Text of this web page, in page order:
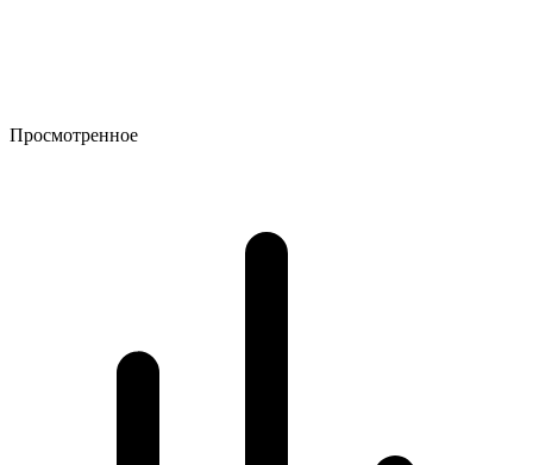
Просмотренное